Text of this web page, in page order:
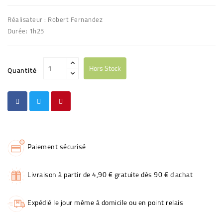
Réalisateur : Robert Fernandez
Durée: 1h25
Quantité Hors Stock
Paiement sécurisé
Livraison à partir de 4,90 € gratuite dès 90 € d'achat
Expédié le jour même à domicile ou en point relais